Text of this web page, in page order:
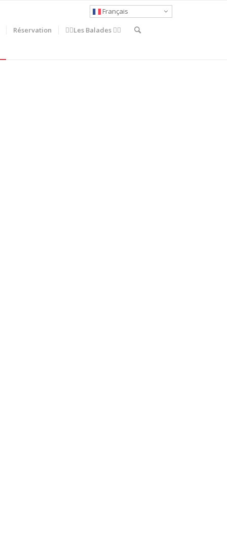
Réservation 🚶‍♀️Les Balades 🚴‍♂️
Français